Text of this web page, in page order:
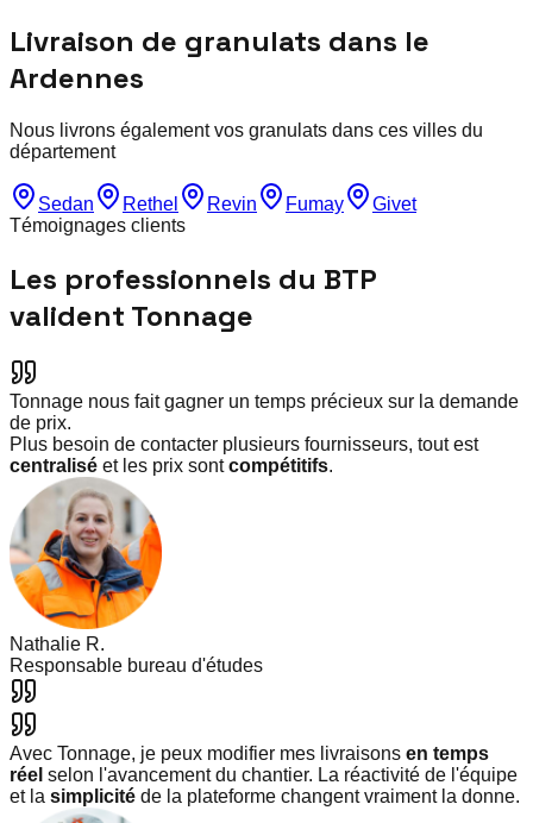
Livraison de granulats dans le
Ardennes
Nous livrons également vos granulats dans ces villes du
département
Sedan Rethel Revin Fumay
Givet
Témoignages clients
Les professionnels du BTP
valident Tonnage
Tonnage nous fait gagner un temps précieux sur la demande
de prix.
Plus besoin de contacter plusieurs fournisseurs, tout est
centralisé et les prix sontcompétitifs.
Nathalie R.
Responsable bureau d'études
Avec Tonnage, je peux modifier mes livraisons en temps
réel selon l'avancement du chantier. La réactivité de l'équipe
et la simplicité de la plateforme changent vraiment la donne.